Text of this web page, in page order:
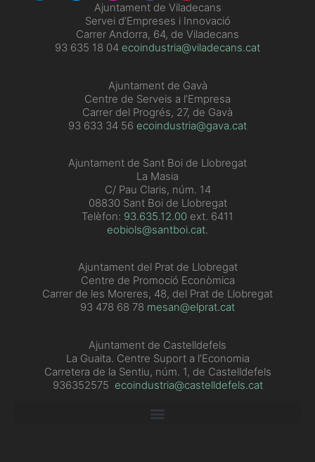
​Ajuntament de Viladecans
Servei d’Empreses i Innovació
Carrer Andorra, 64, de Viladecans
93 635 18 04 ecoindustria@viladecans.cat
Ajuntament de Gavà
Centre de Serveis a l’Empresa
Carrer del Progrés, 27, de Gavà
93 633 34 56 ecoindustria@gava.cat
Ajuntament de Sant Boi de Llobregat
La Masia
C/ Pau Claris, núm. 14
08830 Sant Boi de Llobregat
Telèfon: 93.635.12.00 ext. 6411
eobiols@santboi.cat.
Ajuntament del Prat de Llobregat
Centre de Promoció Econòmica
Carrer de les Moreres, 48, del Prat de Llobregat
93 478 68 78 mesan@elprat.cat
Ajuntament de Castelldefels
La Guaita. Centre Suport a l’Economia
Carretera de la Sentiu, núm. 1, de Castelldefels
936352575 ecoindustria@castelldefels.cat